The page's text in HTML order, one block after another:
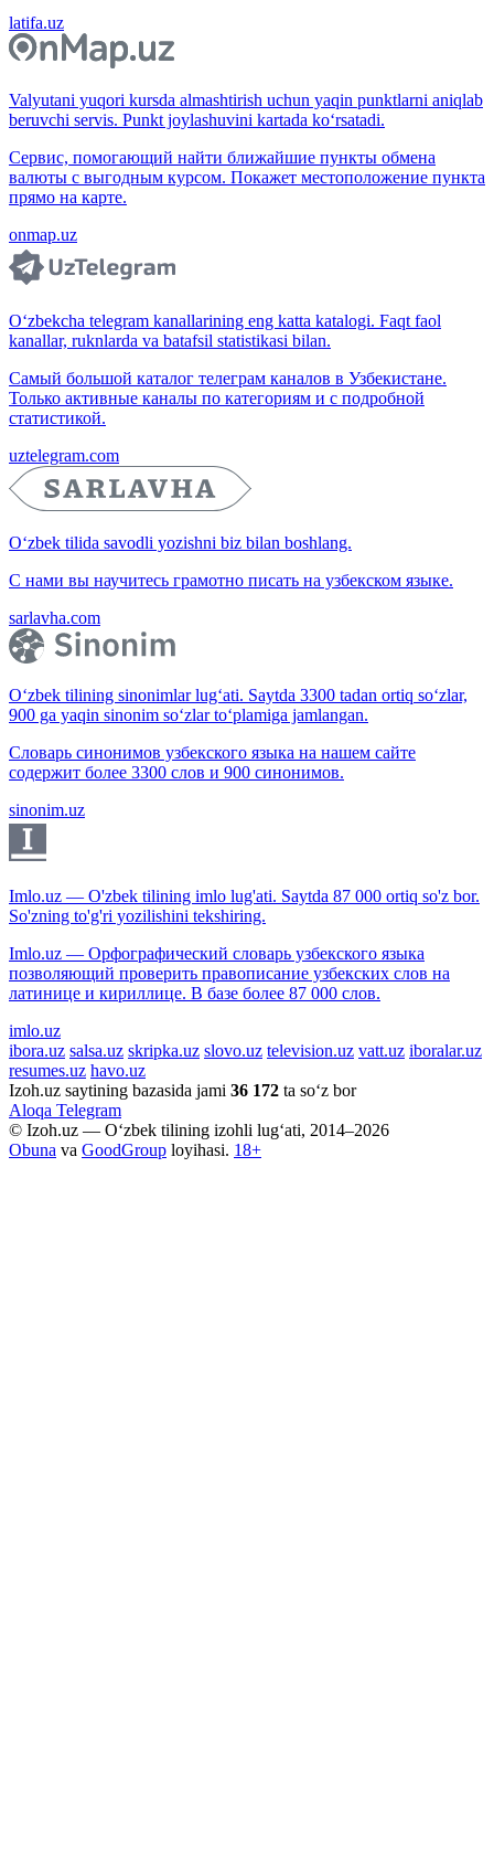
latifa.uz
Valyutani yuqori kursda almashtirish uchun yaqin punktlarni aniqlab
beruvchi servis. Punkt joylashuvini kartada ko‘rsatadi.
Сервис, помогающий найти ближайшие пункты обмена
валюты с выгодным курсом. Покажет местоположение пункта
прямо на карте.
onmap.uz
O‘zbekcha telegram kanallarining eng katta katalogi. Faqt faol
kanallar, ruknlarda va batafsil statistikasi bilan.
Самый большой каталог телеграм каналов в Узбекистане.
Только активные каналы по категориям и с подробной
статистикой.
uztelegram.com
O‘zbek tilida savodli yozishni biz bilan boshlang.
С нами вы научитесь грамотно писать на узбекском языке.
sarlavha.com
O‘zbek tilining sinonimlar lug‘ati. Saytda 3300 tadan ortiq so‘zlar,
900 ga yaqin sinonim so‘zlar to‘plamiga jamlangan.
Словарь синонимов узбекского языка на нашем сайте
содержит более 3300 слов и 900 синонимов.
sinonim.uz
Imlo.uz — O'zbek tilining imlo lug'ati. Saytda 87 000 ortiq so'z bor.
So'zning to'g'ri yozilishini tekshiring.
Imlo.uz — Орфографический словарь узбекского языка
позволяющий проверить правописание узбекских слов на
латинице и кириллице. В базе более 87 000 слов.
imlo.uz
ibora.uz salsa.uz skripka.uz slovo.uz television.uz vatt.uz iboralar.uz
resumes.uz havo.uz
Izoh.uz saytining bazasida jami 36 172 ta so‘z bor
Aloqa Telegram
© Izoh.uz — O‘zbek tilining izohli lug‘ati, 2014–2026
Obuna va GoodGroup loyihasi. 18+